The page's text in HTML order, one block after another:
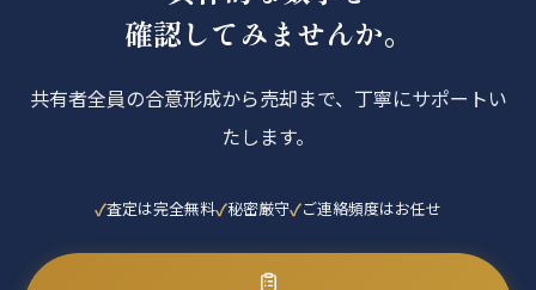
確認してみませんか。
共有者全員の合意形成から売却まで、丁寧にサポートい
たします。
査定は完全無料 秘密厳守 ご連絡頻度はお任せ